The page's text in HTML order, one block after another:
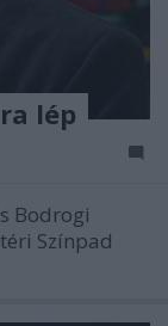
lép
Bodrogi
Színpad